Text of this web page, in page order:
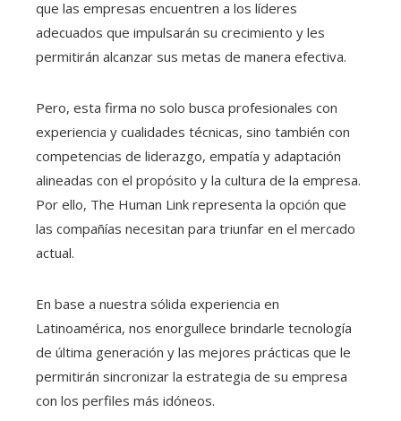
que las empresas encuentren a los líderes
adecuados que impulsarán su crecimiento y les
permitirán alcanzar sus metas de manera efectiva.
Pero, esta firma no solo busca profesionales con
experiencia y cualidades técnicas, sino también con
competencias de liderazgo, empatía y adaptación
alineadas con el propósito y la cultura de la empresa.
Por ello, The Human Link representa la opción que
las compañías necesitan para triunfar en el mercado
actual.
En base a nuestra sólida experiencia en
Latinoamérica, nos enorgullece brindarle tecnología
de última generación y las mejores prácticas que le
permitirán sincronizar la estrategia de su empresa
con los perfiles más idóneos.